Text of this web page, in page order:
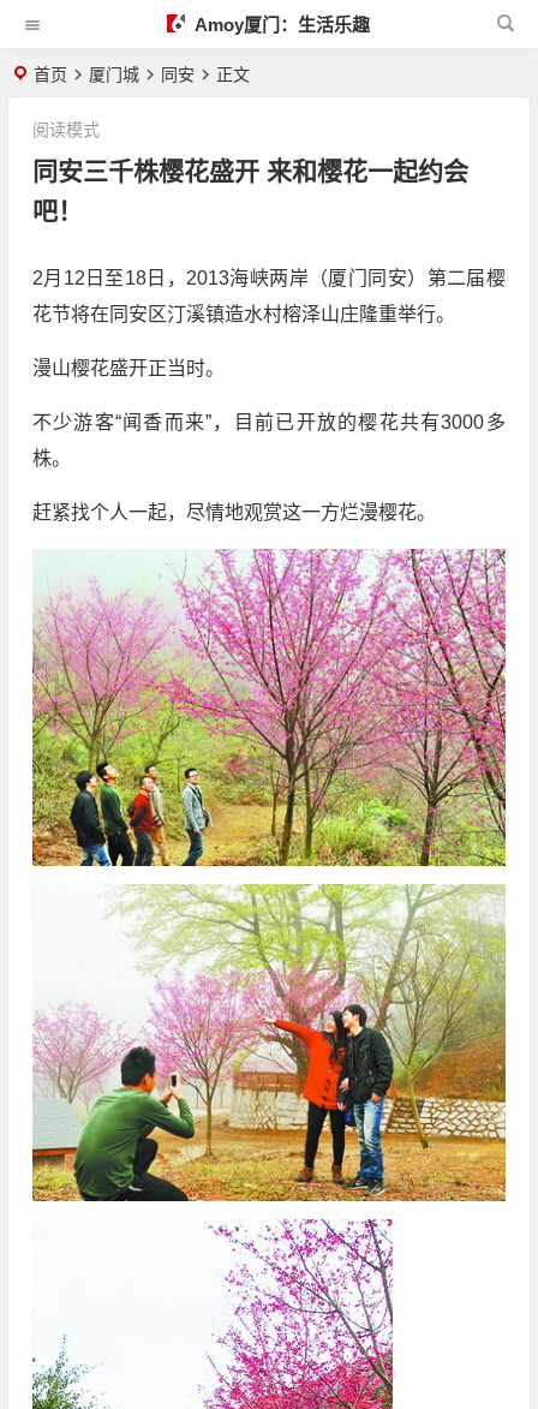
Amoy厦门：生活乐趣
首页 厦门城 同安 正文
同安三千株樱花盛开 来和樱花一起约会
吧！
阅读模式
2月12日至18日，2013海峡两岸（厦门同安）第二届樱
花节将在同安区汀溪镇造水村榕泽山庄隆重举行。
漫山樱花盛开正当时。
不少游客“闻香而来”，目前已开放的樱花共有3000多
株。
赶紧找个人一起，尽情地观赏这一方烂漫樱花。